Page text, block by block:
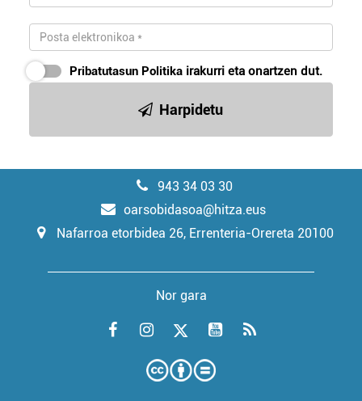
Pribatutasun Politika irakurri eta onartzen dut.
Harpidetu
943 34 03 30
oarsobidasoa@hitza.eus
Nafarroa etorbidea 26, Errenteria-Orereta 20100
Nor gara